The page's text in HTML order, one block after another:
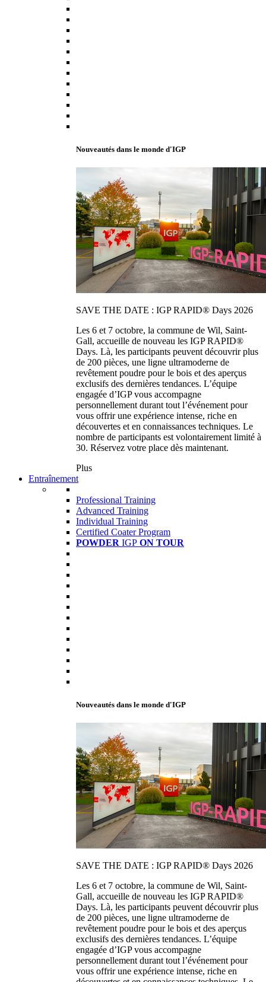
Nouveautés dans le monde d'IGP
SAVE THE DATE : IGP RAPID® Days 2026
Les 6 et 7 octobre, la commune de Wil, Saint-
Gall, accueille de nouveau les IGP RAPID®
Days. Là, les participants peuvent découvrir plus
de 200 pièces, une ligne ultramoderne de
revêtement poudre pour le bois et des aperçus
exclusifs des dernières tendances. L’équipe
engagée d’IGP vous accompagne
personnellement durant tout l’événement pour
vous offrir une expérience intense, riche en
découvertes et en connaissances techniques. Le
nombre de participants est volontairement limité à
30. Réservez votre place dès maintenant.
Plus
Entraînement
Professional Training
Advanced Training
Individual Training
Certified Coater Program
POWDER IGP ON TOUR
Nouveautés dans le monde d'IGP
SAVE THE DATE : IGP RAPID® Days 2026
Les 6 et 7 octobre, la commune de Wil, Saint-
Gall, accueille de nouveau les IGP RAPID®
Days. Là, les participants peuvent découvrir plus
de 200 pièces, une ligne ultramoderne de
revêtement poudre pour le bois et des aperçus
exclusifs des dernières tendances. L’équipe
engagée d’IGP vous accompagne
personnellement durant tout l’événement pour
vous offrir une expérience intense, riche en